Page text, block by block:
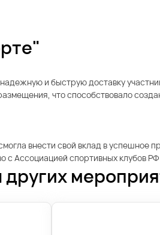
и быструю доставку
что способствовало
внести свой вклад в
с Ассоциацией спортивных клубов